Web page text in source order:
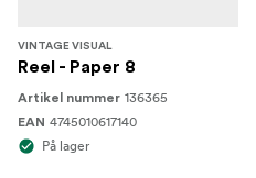
VINTAGE VISUAL
Reel - Paper 8
Artikel nummer 136365
EAN 4745010617140
På lager